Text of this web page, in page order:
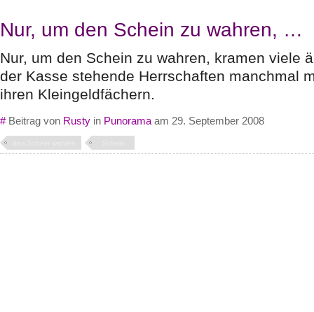
Nur, um den Schein zu wahren, …
Nur, um den Schein zu wahren, kramen viele
der Kasse stehende Herrschaften manchmal
ihren Kleingeldfächern.
#Beitrag von Rusty in Punorama am 29. September 2008